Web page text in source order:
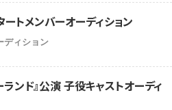
トメンバーオーディション
ィション
ンド』公演 子役キャストオーディ